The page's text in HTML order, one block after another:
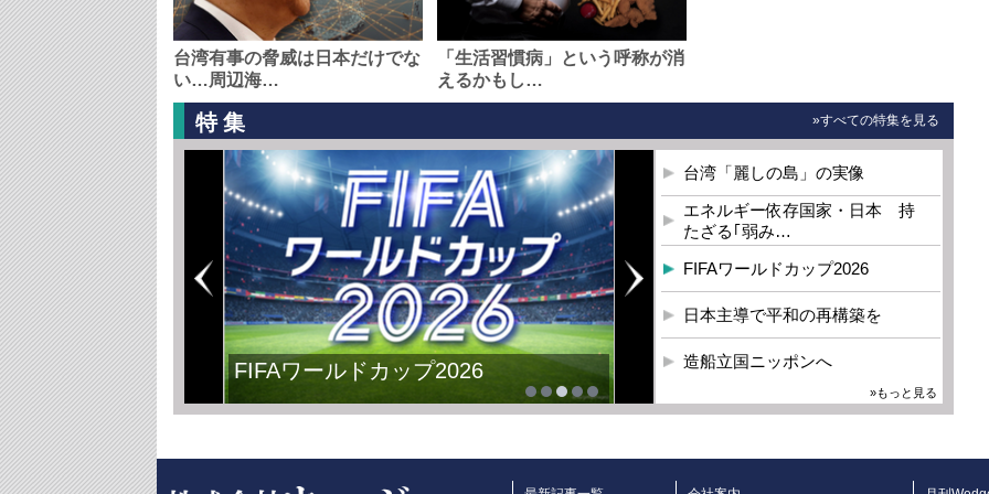
台湾有事の脅威は日本だけでな
い…周辺海…
「生活習慣病」という呼称が消
えるかもし…
特集 »すべての特集を見る
FIFAワールドカップ2026
台湾「麗しの島」の実像
エネルギー依存国家・日本 持
たざる｢弱み…
FIFAワールドカップ2026
日本主導で平和の再構築を
造船立国ニッポンへ
»もっと見る